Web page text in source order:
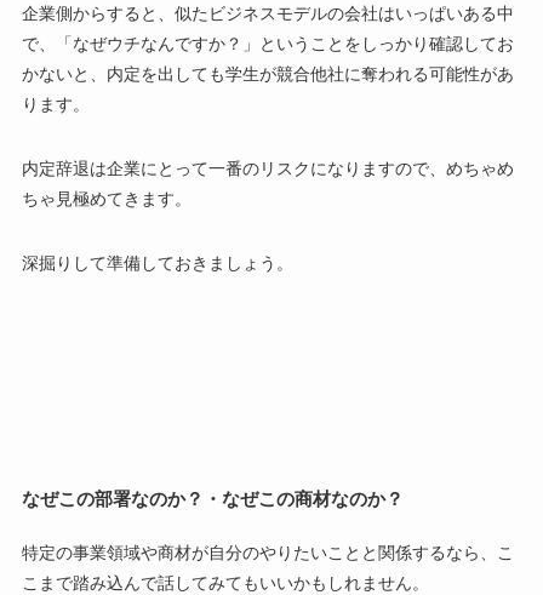
企業側からすると、 似たビジネスモデルの会社はいっぱいある中
で、「なぜウチなんですか？」ということをしっかり確認してお
かないと、内定を出しても学生が競合他社に奪われる可能性があ
ります。
内定辞退は企業にとって一番のリスクになりますので、 めちゃめ
ちゃ見極めてきます。
深掘りして準備しておきましょう。
なぜこの部署なのか？・なぜこの商材なのか？
特定の事業領域や商材が自分のやりたいことと関係するなら、こ
こまで踏み込んで話してみてもいいかもしれません。